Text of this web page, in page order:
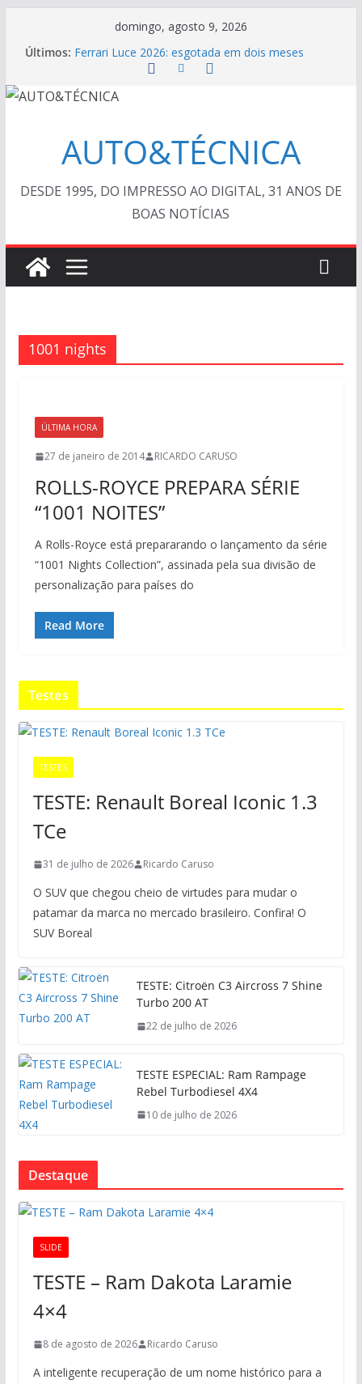
conteúdo
domingo, agosto 9, 2026
Últimos: Ferrari Luce 2026: esgotada em dois meses
TESTE – Ram Dakota Laramie 4×4
VÍDEO ESPECIAL: os antigos no “Poços Classic
Car 2026”
Cristiano Ronaldo mostra sua garagem
AUTO&TÉCNICA
DESDE 1995, DO IMPRESSO AO DIGITAL, 31 ANOS DE
BOAS NOTÍCIAS
1001 nights
ÚLTIMA HORA
27 de janeiro de 2014 RICARDO CARUSO
ROLLS-ROYCE PREPARA SÉRIE
“1001 NOITES”
A Rolls-Royce está prepararando o lançamento da série
“1001 Nights Collection”, assinada pela sua divisão de
personalização para países do
Read More
Testes
TESTES
TESTE: Renault Boreal Iconic 1.3
TCe
31 de julho de 2026 Ricardo Caruso
O SUV que chegou cheio de virtudes para mudar o
patamar da marca no mercado brasileiro. Confira! O
SUV Boreal
TESTE: Citroën C3 Aircross 7 Shine
Turbo 200 AT
22 de julho de 2026
TESTE ESPECIAL: Ram Rampage
Rebel Turbodiesel 4X4
10 de julho de 2026
Destaque
SLIDE
TESTE – Ram Dakota Laramie
4×4
8 de agosto de 2026 Ricardo Caruso
A inteligente recuperação de um nome histórico para a